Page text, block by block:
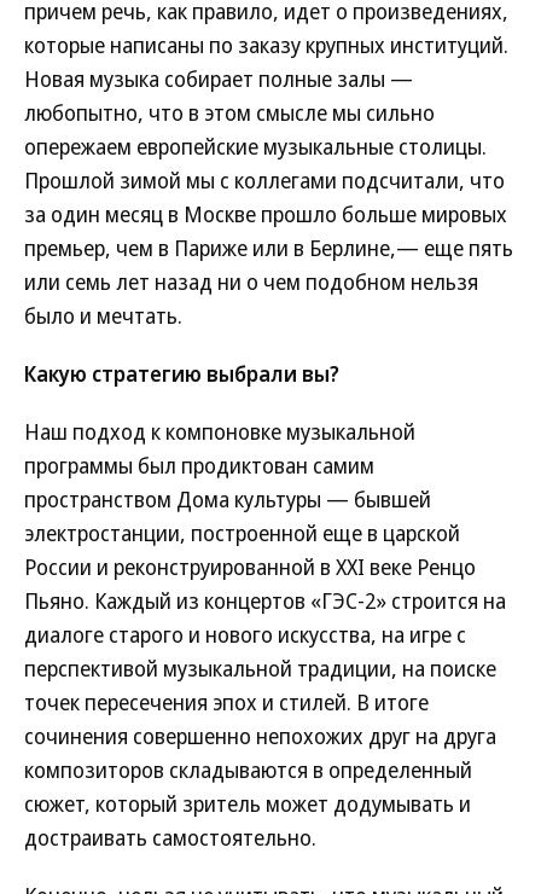
причем речь, как правило, идет о произведениях,
которые написаны по заказу крупных институций.
Новая музыка собирает полные залы —
любопытно, что в этом смысле мы сильно
опережаем европейские музыкальные столицы.
Прошлой зимой мы с коллегами подсчитали, что
за один месяц в Москве прошло больше мировых
премьер, чем в Париже или в Берлине,— еще пять
или семь лет назад ни о чем подобном нельзя
было и мечтать.
Какую стратегию выбрали вы?
Наш подход к компоновке музыкальной
программы был продиктован самим
пространством Дома культуры — бывшей
электростанции, построенной еще в царской
России и реконструированной в XXI веке Ренцо
Пьяно. Каждый из концертов «ГЭС-2» строится на
диалоге старого и нового искусства, на игре с
перспективой музыкальной традиции, на поиске
точек пересечения эпох и стилей. В итоге
сочинения совершенно непохожих друг на друга
композиторов складываются в определенный
сюжет, который зритель может додумывать и
достраивать самостоятельно.